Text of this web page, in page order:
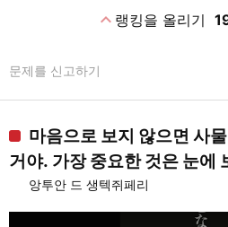
expand_less랭킹을 올리기
문제를 신고하기
마음으로 보지 않으면 사
거야. 가장 중요한 것은 눈에
앙투안 드 생텍쥐페리